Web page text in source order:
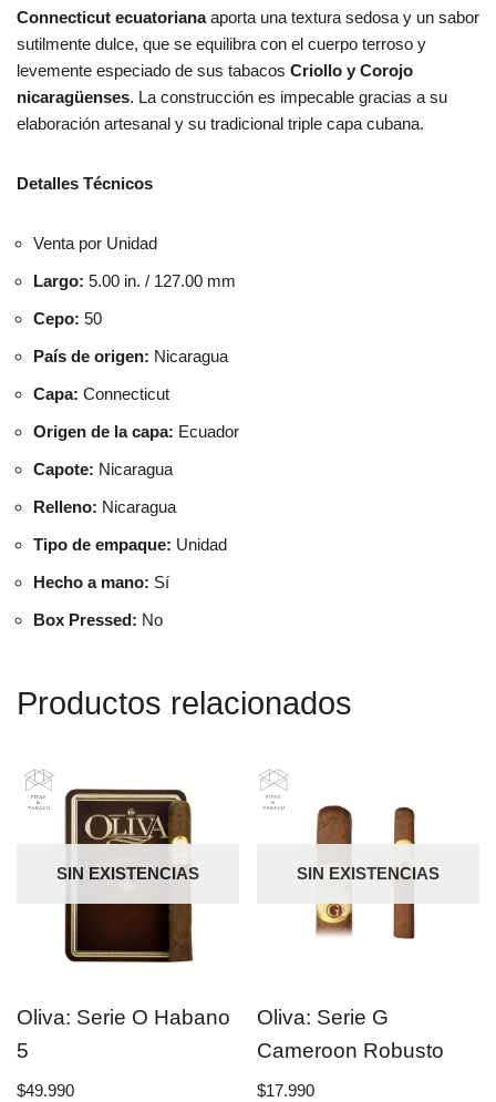
Connecticut ecuatorianaaporta una textura sedosa y un sabor
sutilmente dulce, que se equilibra con el cuerpo terroso y
levemente especiado de sus tabacos Criollo y Corojo
nicaragüenses. La construcción es impecable gracias a su
elaboración artesanal y su tradicional triple capa cubana.
Detalles Técnicos
Venta por Unidad
Largo: 5.00 in. / 127.00 mm
Cepo: 50
País de origen: Nicaragua
Capa: Connecticut
Origen de la capa: Ecuador
Capote: Nicaragua
Relleno: Nicaragua
Tipo de empaque: Unidad
Hecho a mano: Sí
Box Pressed: No
Productos relacionados
SIN EXISTENCIAS
Oliva: Serie O Habano
5
$49.990
SIN EXISTENCIAS
Oliva: Serie G
Cameroon Robusto
$17.990